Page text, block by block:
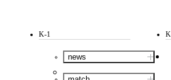
K-1
news